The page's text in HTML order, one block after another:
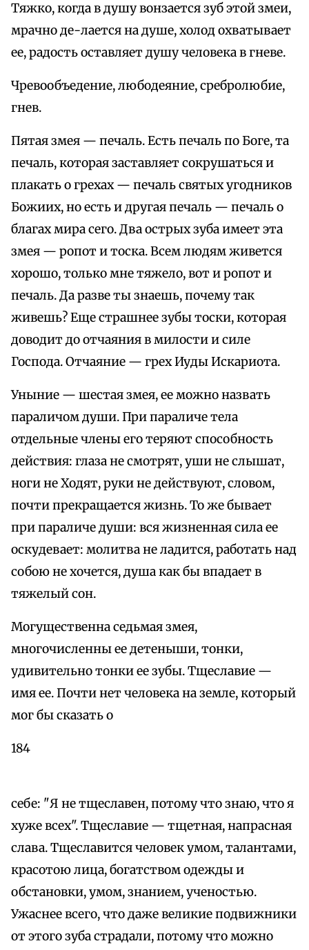
Тяжко, когда в душу вонзается зуб этой змеи,
мрачно де-лается на душе, холод охватывает
ее, радость оставляет душу человека в гневе.
Чревообъедение, любодеяние, сребролюбие,
гнев.
Пятая змея — печаль. Есть печаль по Боге, та
печаль, которая заставляет сокрушаться и
плакать о грехах — печаль святых угодников
Божиих, но есть и другая печаль — печаль о
благах мира сего. Два острых зуба имеет эта
змея — ропот и тоска. Всем людям живется
хорошо, только мне тяжело, вот и ропот и
печаль. Да разве ты знаешь, почему так
живешь? Еще страшнее зубы тоски, которая
доводит до отчаяния в милости и силе
Господа. Отчаяние — грех Иуды Искариота.
Уныние — шестая змея, ее можно назвать
параличом души. При параличе тела
отдельные члены его теряют способность
действия: глаза не смотрят, уши не слышат,
ноги не Ходят, руки не действуют, словом,
почти прекращается жизнь. То же бывает
при параличе души: вся жизненная сила ее
оскудевает: молитва не ладится, работать над
собою не хочется, душа как бы впадает в
тяжелый сон.
Могущественна седьмая змея,
многочисленны ее детеныши, тонки,
удивительно тонки ее зубы. Тщеславие —
имя ее. Почти нет человека на земле, который
мог бы сказать о
184
себе: "Я не тщеславен, потому что знаю, что я
хуже всех". Тщеславие — тщетная, напрасная
слава. Тщеславится человек умом, талантами,
красотою лица, богатством одежды и
обстановки, умом, знанием, ученостью.
Ужаснее всего, что даже великие подвижники
от этого зуба страдали, потому что можно